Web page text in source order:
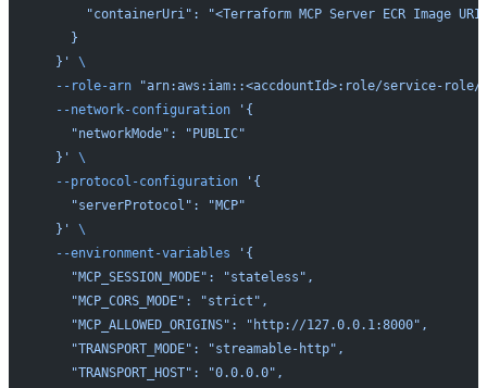
"containerUri": "<Terraform MCP Server ECR Image
    }
  }'
\
  --role-arn
"arn:aws:iam::<accdountId>:role/service-role/
  --network-configuration
'{
    "networkMode": "PUBLIC"
  }'
\
  --protocol-configuration
'{
    "serverProtocol": "MCP"
  }'
\
  --environment-variables
'{
    "MCP_SESSION_MODE": "stateless",
    "MCP_CORS_MODE": "strict",
    "MCP_ALLOWED_ORIGINS": "http://127.0.0.1:8000",
    "TRANSPORT_MODE": "streamable-http",
    "TRANSPORT_HOST": "0.0.0.0",